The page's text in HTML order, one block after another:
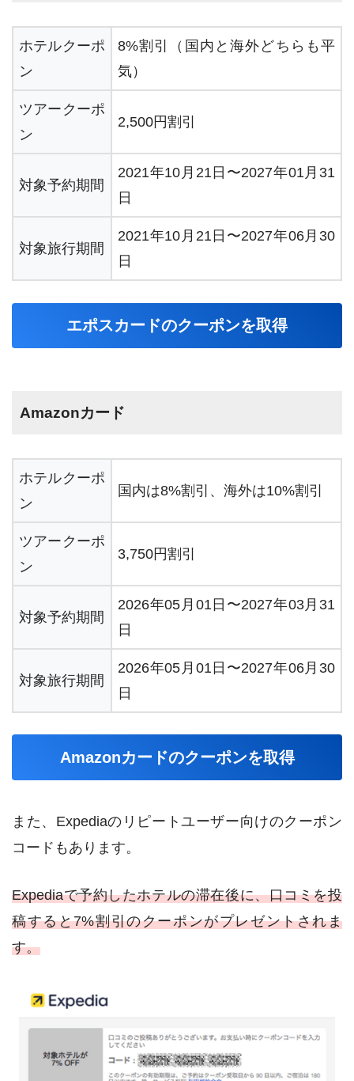
ホテルクーポ
ン
8%割引（国内と海外どちらも平
気）
ツアークーポ
ン
2,500円割引
対象予約期間
2021年10月21日〜2027年01月31
日
対象旅行期間
2021年10月21日〜2027年06月30
日
エポスカードのクーポンを取得
Amazonカード
ホテルクーポ
ン
国内は8%割引、海外は10%割引
ツアークーポ
ン
3,750円割引
対象予約期間
2026年05月01日〜2027年03月31
日
対象旅行期間
2026年05月01日〜2027年06月30
日
Amazonカードのクーポンを取得
また、Expediaのリピートユーザー向けのクーポン
コードもあります。
Expediaで予約したホテルの滞在後に、口コミを投
稿すると7%割引のクーポンがプレゼントされま
す。